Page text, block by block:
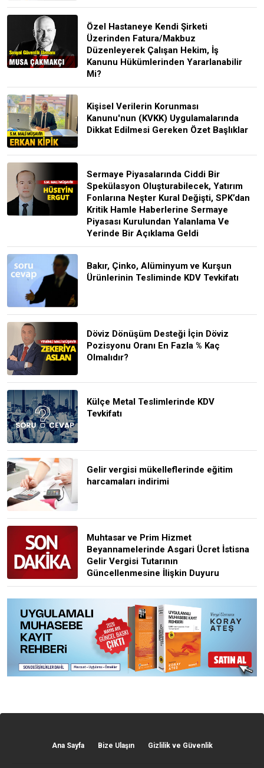
Özel Hastaneye Kendi Şirketi
Üzerinden Fatura/Makbuz
Düzenleyerek Çalışan Hekim, İş
Kanunu Hükümlerinden Yararlanabilir
Mi?
Kişisel Verilerin Korunması
Kanunu'nun (KVKK) Uygulamalarında
Dikkat Edilmesi Gereken Özet Başlıklar
Sermaye Piyasalarında Ciddi Bir
Spekülasyon Oluşturabilecek, Yatırım
Fonlarına Neşter Kural Değişti, SPK’dan
Kritik Hamle Haberlerine Sermaye
Piyasası Kurulundan Yalanlama Ve
Yerinde Bir Açıklama Geldi
Bakır, Çinko, Alüminyum ve Kurşun
Ürünlerinin Tesliminde KDV Tevkifatı
Döviz Dönüşüm Desteği İçin Döviz
Pozisyonu Oranı En Fazla % Kaç
Olmalıdır?
Külçe Metal Teslimlerinde KDV
Tevkifatı
Gelir vergisi mükelleflerinde eğitim
harcamaları indirimi
Muhtasar ve Prim Hizmet
Beyannamelerinde Asgari Ücret İstisna
Gelir Vergisi Tutarının
Güncellenmesine İlişkin Duyuru
Ana Sayfa Bize Ulaşın Gizlilik ve Güvenlik